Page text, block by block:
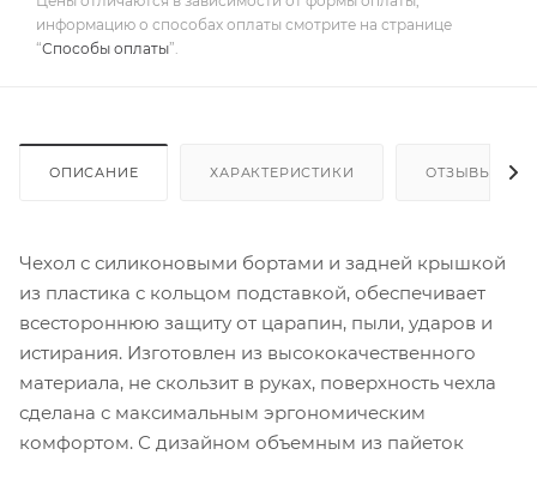
информацию о способах оплаты смотрите на странице
“Способы оплаты”.
ОПИСАНИЕ ХАРАКТЕРИСТИКИ ОТЗЫВЫ
Чехол с силиконовыми бортами и задней крышкой
из пластика с кольцом подставкой, обеспечивает
всестороннюю защиту от царапин, пыли, ударов и
истирания. Изготовлен из высококачественного
материала, не скользит в руках, поверхность чехла
сделана с максимальным эргономическим
комфортом. С дизайном объемным из пайеток